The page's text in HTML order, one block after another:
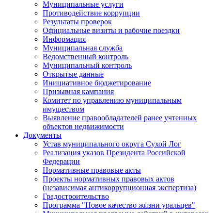
Муниципальные услуги
Противодействие коррупции
Результаты проверок
Официальные визиты и рабочие поездки
Информация
Муниципальная служба
Ведомственный контроль
Муниципальный контроль
Открытые данные
Инициативное бюджетирование
Призывная кампания
Комитет по управлению муниципальным
имуществом
Выявление правообладателей ранее учтенных
объектов недвижимости
Документы
Устав муниципального округа Сухой Лог
Реализация указов Президента Российской
Федерации
Нормативные правовые акты
Проекты нормативных правовых актов
(независимая антикоррупционная экспертиза)
Градостроительство
Программа "Новое качество жизни уральцев"